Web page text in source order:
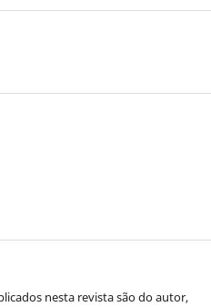
nesta revista são do autor,